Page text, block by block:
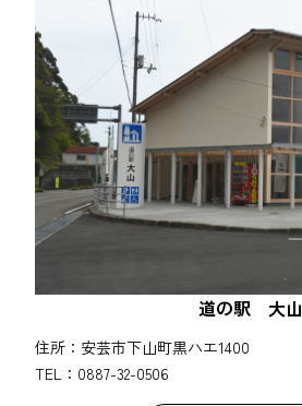
道の駅 大山
住所：安芸市下山町黒ハエ1400
TEL：0887-32-0506